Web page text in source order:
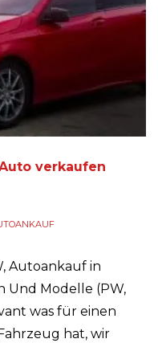
verkaufen
Autoankauf in
Und Modelle (PW,
was für einen
hat, wir